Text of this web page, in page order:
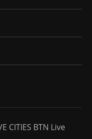
CITIES BTN Live